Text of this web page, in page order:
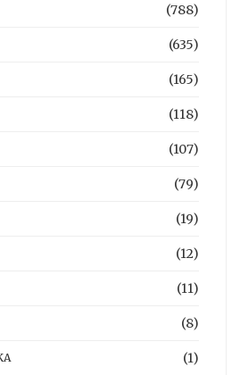
(788)
(635)
(165)
(118)
(107)
(79)
(19)
(12)
(11)
(8)
(1)